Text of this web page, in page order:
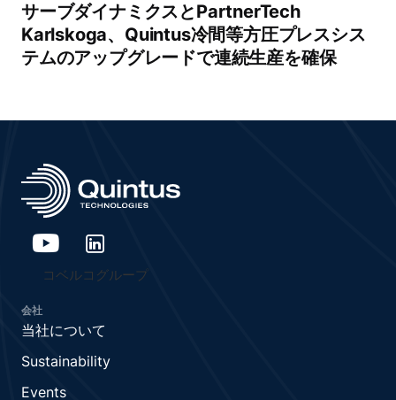
サーブダイナミクスとPartnerTech
Karlskoga、Quintus冷間等方圧プレスシス
テムのアップグレードで連続生産を確保
コベルコグループ
会社
当社について
Sustainability
Events